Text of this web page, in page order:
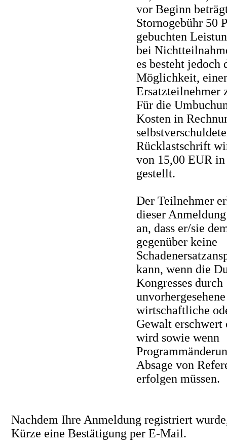
vor Beginn
Stornogebühr 50
gebuchten
bei
es besteht jedoch
Möglichkeit,
Ersatzteilnehmer
Für die
Kosten in
Rücklastschrift
von 15,00 EUR
gestellt.
Der Teilnehmer
dieser
an, dass er/sie
gegenüber keine
kann, wenn die
Kongresses durch
wirtschaftliche
Gewalt erschwert
wird sowie wenn
Absage von
erfolgen müssen.
Nachdem Ihre Anmeldung registriert
Kürze eine Bestätigung per E-Mail.